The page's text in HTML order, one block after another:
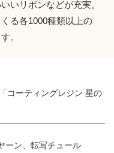
いリボンなどが充実。
る各1000種類以上の
。
コーティングレジン 星の
ーン、転写チュール